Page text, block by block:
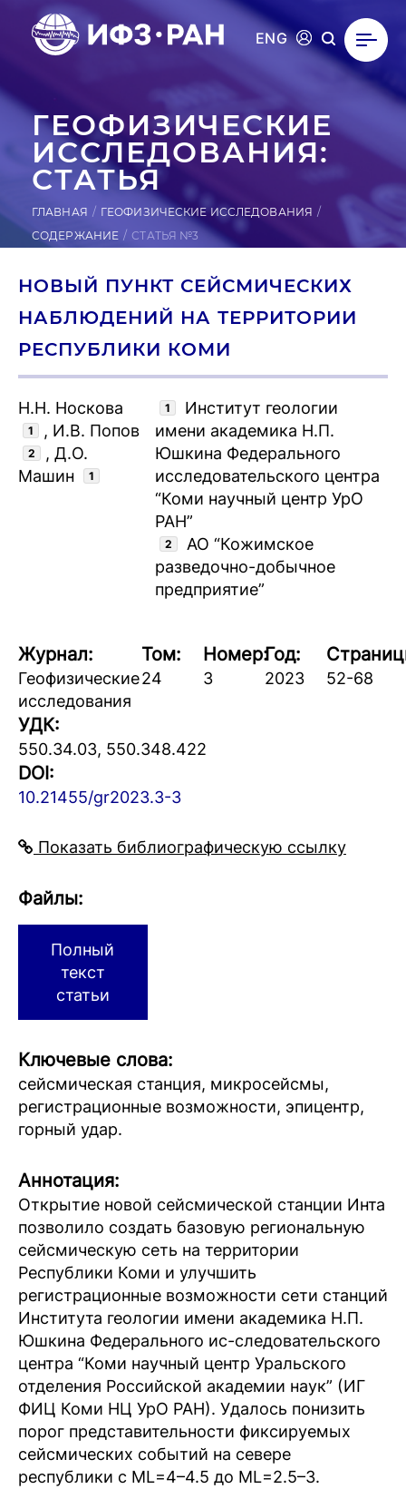
ENG
ГЕ­ОФИ­ЗИЧЕС­КИЕ
ИС­СЛЕ­ДОВА­НИЯ:
СТАТЬЯ
ГЛАВНАЯ
ГЕОФИЗИЧЕСКИЕ ИССЛЕДОВАНИЯ
СОДЕРЖАНИЕ
СТАТЬЯ №3
НОВЫЙ ПУНКТ СЕЙСМИЧЕСКИХ
НАБЛЮДЕНИЙ НА ТЕРРИТОРИИ
РЕСПУБЛИКИ КОМИ
Н.Н. Носкова
1 , И.В. Попов
2
, Д.О.
Машин
1
1
Институт геологии
имени академика Н.П.
Юшкина Федерального
исследовательского центра
“Коми научный центр УрО
РАН”
2
АО “Кожимское
разведочно-добычное
предприятие”
Журнал:
Геофизические
исследования
Том:
24
Номер:
3
Год:
2023 52-68
УДК:
550.34.03, 550.348.422
DOI:
10.21455/gr2023.3-3
Показать библиографическую ссылку
Файлы:
Полный
текст
статьи
Ключевые слова:
сейсмическая станция, микросейсмы,
регистрационные возможности, эпицентр,
горный удар.
Аннотация:
Открытие новой сейсмической станции Инта
позволило создать базовую региональную
сейсмическую сеть на территории
Республики Коми и улучшить
регистрационные возможности сети станций
Института геологии имени академика Н.П.
Юшкина Федерального ис-следовательского
центра “Коми научный центр Уральского
отделения Российской академии наук” (ИГ
ФИЦ Коми НЦ УрО РАН). Удалось понизить
порог представительности фиксируемых
сейсмических событий на севере
республики с ML=4–4.5 до ML=2.5–3.